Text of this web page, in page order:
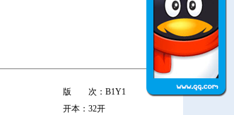
版 次：B1Y1
开本：32开